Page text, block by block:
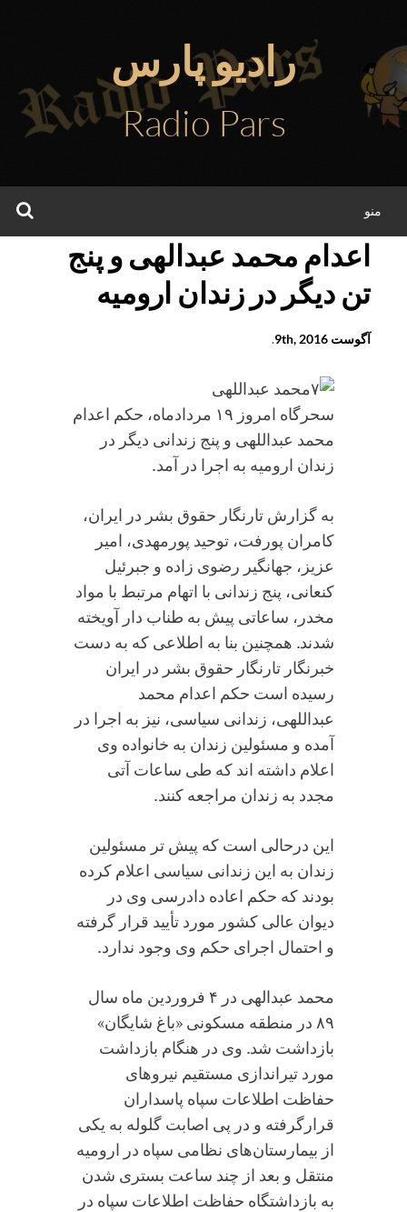
محتوا
رادیو پارس
Radio Pars
منو
اعدام محمد عبدالهی و پنج
تن دیگر در زندان ارومیه
آگوست 9th, 2016 .
سحرگاه امروز ۱۹ مردادماه، حکم اعدام
محمد عبداللهی و پنج زندانی دیگر در
زندان ارومیه به اجرا در آمد.
به گزارش تارنگار حقوق بشر در ایران،
کامران پورفت، توحید پورمهدی، امیر
عزیز، جهانگیر رضوی زاده و جبرئیل
کنعانی، پنج زندانی با اتهام مرتبط با مواد
مخدر، ساعاتی پیش به طناب دار آویخته
شدند. همچنین بنا به اطلاعی که به دست
خبرنگار تارنگار حقوق بشر در ایران
رسیده است حکم اعدام محمد
عبداللهی، زندانی سیاسی، نیز به اجرا در
آمده و مسئولین زندان به خانواده وی
اعلام داشته اند که طی ساعات آتی
مجدد به زندان مراجعه کنند.
این درحالی است که پیش تر مسئولین
زندان به این زندانی سیاسی اعلام کرده
بودند که حکم اعاده دادرسی وی در
دیوان عالی کشور مورد تأیید قرار گرفته
و احتمال اجرای حکم وی وجود ندارد.
محمد عبدالهی در ۴ فروردین ماه سال
۸۹ در منطقه مسکونی «باغ شایگان»
بازداشت شد. وی در هنگام بازداشت
مورد تیراندازی مستقیم نیروهای
حفاظت اطلاعات سپاه پاسداران
قرارگرفته و در پی اصابت گلوله به یکی
از بیمارستان‌های نظامی سپاه در ارومیه
منتقل و بعد از چند ساعت بستری شدن
به بازداشتگاه حفاظت اطلاعات سپاه در